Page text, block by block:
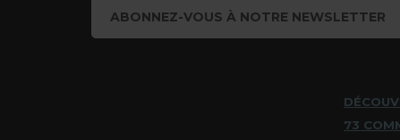
ABONNEZ-VOUS À NOTRE NEWSLETTER
73